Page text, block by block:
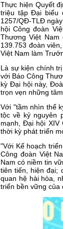
Thực hiện Quyết
triệu tập Đại biểu
1257/QĐ-TLĐ
hội Công đoàn
Thương Việt
139.753 đoàn
Việt Nam làm
Là sự kiện chính
với Báo Công
kỳ Đại hội này,
trọn vẹn những
Với "tầm nhìn thế
tộc về kỷ nguyên
mạnh, Đại hội XIV
thời kỳ phát triển
"Với Kế hoạch
Công đoàn Việt
Nam có niềm tin
tiên tiến, hiện đại;
quan hệ hài hòa,
triển bền vững của